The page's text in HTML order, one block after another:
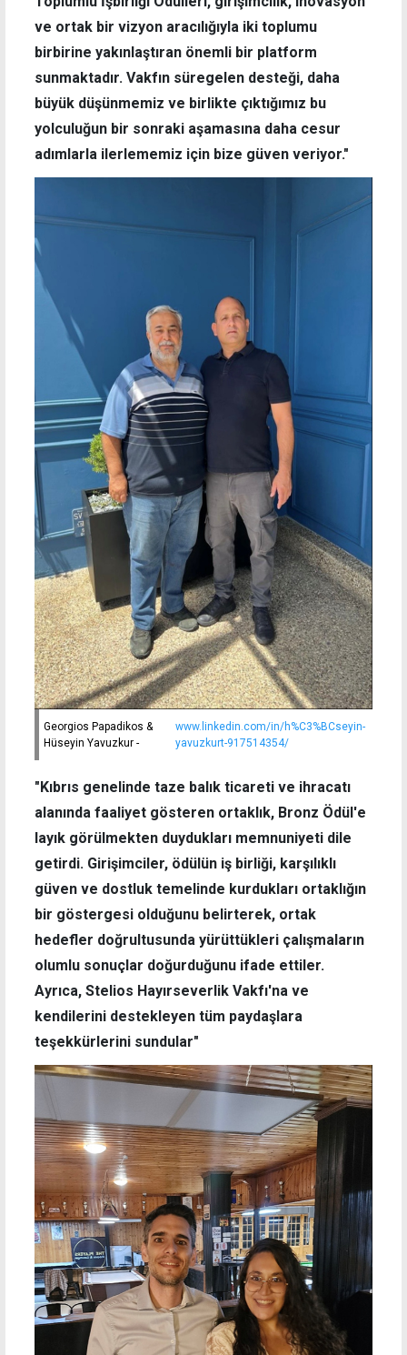
ve ortak bir vizyon aracılığıyla iki toplumu
birbirine yakınlaştıran önemli bir platform
sunmaktadır. Vakfın süregelen desteği, daha
büyük düşünmemiz ve birlikte çıktığımız bu
yolculuğun bir sonraki aşamasına daha cesur
adımlarla ilerlememiz için bize güven veriyor."
Georgios Papadikos &
Hüseyin Yavuzkur -
www.linkedin.com/in/h%C3%BCseyin-
yavuzkurt-917514354/
"Kıbrıs genelinde taze balık ticareti ve ihracatı
alanında faaliyet gösteren ortaklık, Bronz Ödül'e
layık görülmekten duydukları memnuniyeti dile
getirdi. Girişimciler, ödülün iş birliği, karşılıklı
güven ve dostluk temelinde kurdukları ortaklığın
bir göstergesi olduğunu belirterek, ortak
hedefler doğrultusunda yürüttükleri çalışmaların
olumlu sonuçlar doğurduğunu ifade ettiler.
Ayrıca, Stelios Hayırseverlik Vakfı'na ve
kendilerini destekleyen tüm paydaşlara
teşekkürlerini sundular"